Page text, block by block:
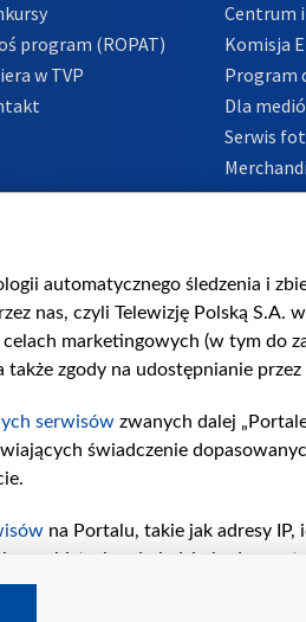
program (ROPAT)
w TVP
Centrum
Komisja
Program
Dla
Serwis
Polityka
automatycznego śledzenia i
nas, czyli Telewizję Polską S.A.
celach marketingowych (w tym do
zgody na udostępnianie
serwisów zwanych dalej
świadczenie
na Portalu, takie jak adresy
czy historia odwiedzin będą
informacji na
profilu